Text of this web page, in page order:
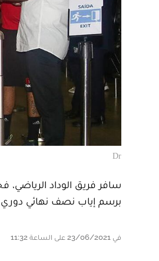
Dr
سافر فريق الوداد الرياضي،
برسم إياب نصف نهائي دوري
في 23/06/2021 على الساعة 11:32